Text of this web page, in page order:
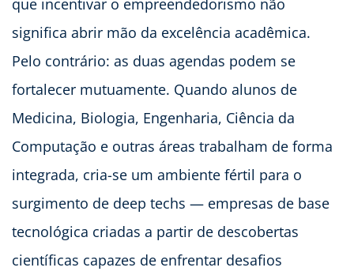
que incentivar o empreendedorismo não
significa abrir mão da excelência acadêmica.
Pelo contrário: as duas agendas podem se
fortalecer mutuamente. Quando alunos de
Medicina, Biologia, Engenharia, Ciência da
Computação e outras áreas trabalham de forma
integrada, cria-se um ambiente fértil para o
surgimento de deep techs — empresas de base
tecnológica criadas a partir de descobertas
científicas capazes de enfrentar desafios